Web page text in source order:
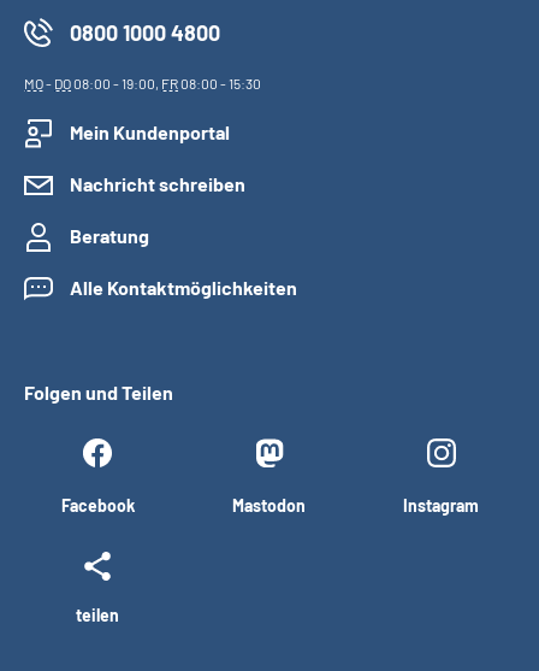
0800 1000 4800
MO- DO08:00 - 19:00, FR08:00 - 15:30
Mein Kundenportal
Nachricht schreiben
Beratung
Alle Kontaktmöglichkeiten
Folgen und Teilen
Facebook Mastodon Instagram
teilen